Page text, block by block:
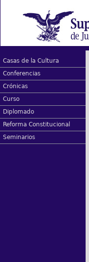
Casas de la Cultura
Conferencias
Crónicas
Curso
Diplomado
Reforma Constitucional
Seminarios